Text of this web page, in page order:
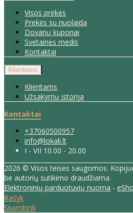
Visos prekės
Prekės su nuolaida
Dovanų kuponai
Svetainės medis
Kontaktai
Klientams
Klientams
Užsakymų istorija
Kontaktai
+37060500957
info@lokali.lt
I - VII 10.00 - 20.00
2026 © Visos teisės saugomos.
be autorių sutikimo draudžiama.
Elektroninių parduotuvių nuoma -
Rašyk
Skambink